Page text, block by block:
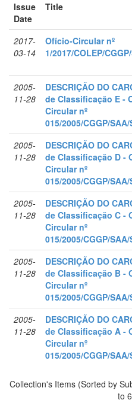
Issue
Date
Title
2017-
03-14
Ofício-Circular nº
1/2017/COLEP/
2005-
11-28
DESCRIÇÃO DO
de Classificação E -
Circular nº
015/2005/CGGP/SAA/
2005-
11-28
DESCRIÇÃO DO
de Classificação D -
Circular nº
015/2005/CGGP/SAA/
2005-
11-28
DESCRIÇÃO DO
de Classificação C -
Circular nº
015/2005/CGGP/SAA/
2005-
11-28
DESCRIÇÃO DO
de Classificação B -
Circular nº
015/2005/CGGP/SAA/
2005-
11-28
DESCRIÇÃO DO
de Classificação A -
Circular nº
015/2005/CGGP/SAA/
Collection's Items (Sorted by
to